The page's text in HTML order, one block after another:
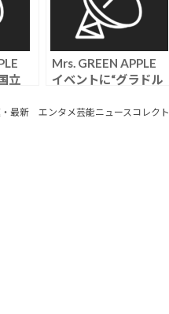
立
に幸
Mrs. GREEN APPLE
イベントに“グラドル
がり目的だろ」「下心
最新 エンタメ芸能ニュースコレクト